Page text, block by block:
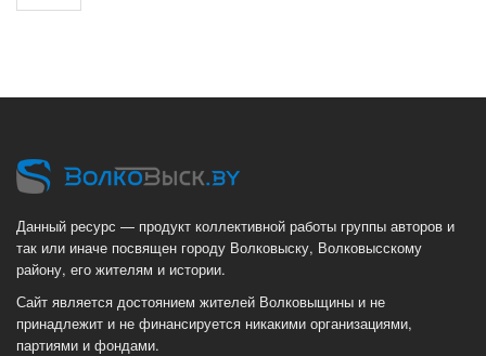
Данный ресурс — продукт коллективной работы группы авторов и
так или иначе посвящен городу Волковыску, Волковысскому
району, его жителям и истории.
Сайт является достоянием жителей Волковыщины и не
принадлежит и не финансируется никакими организациями,
партиями и фондами.